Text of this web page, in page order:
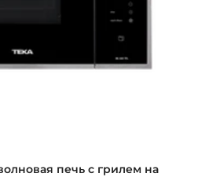
печь с грилем на